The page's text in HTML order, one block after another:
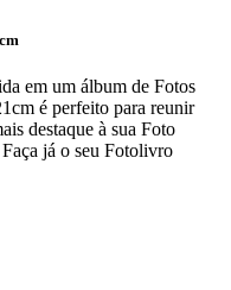
em um álbum de Fotos
é perfeito para reunir
destaque à sua Foto
já o seu Fotolivro